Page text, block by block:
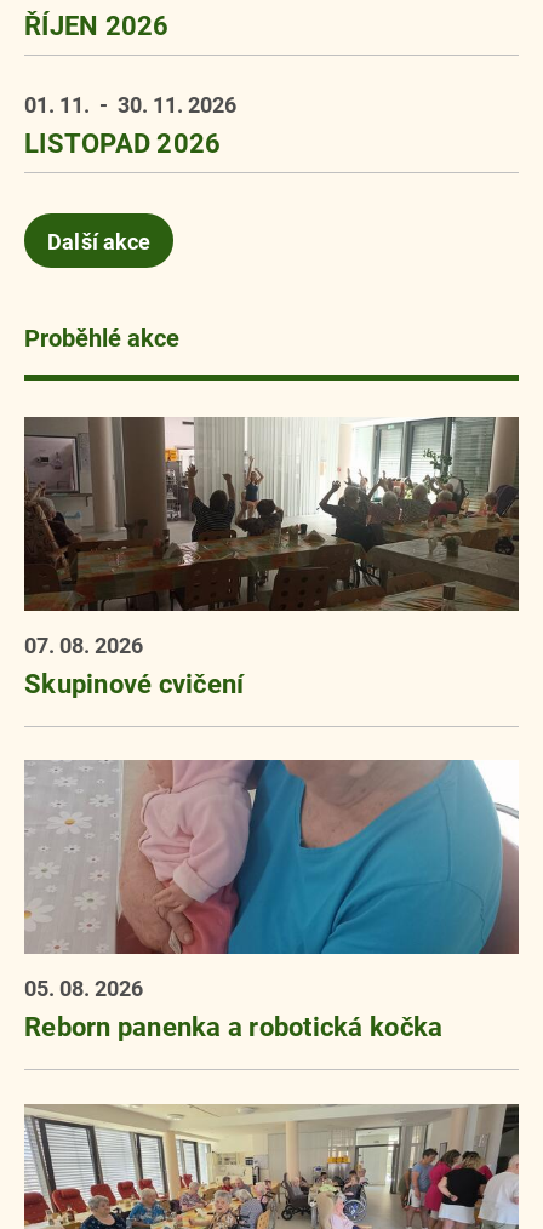
ŘÍJEN 2026
01. 11. - 30. 11. 2026
LISTOPAD 2026
Další akce
Proběhlé akce
07. 08. 2026
Skupinové cvičení
05. 08. 2026
Reborn panenka a robotická kočka